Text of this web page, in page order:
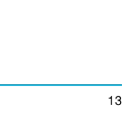
13